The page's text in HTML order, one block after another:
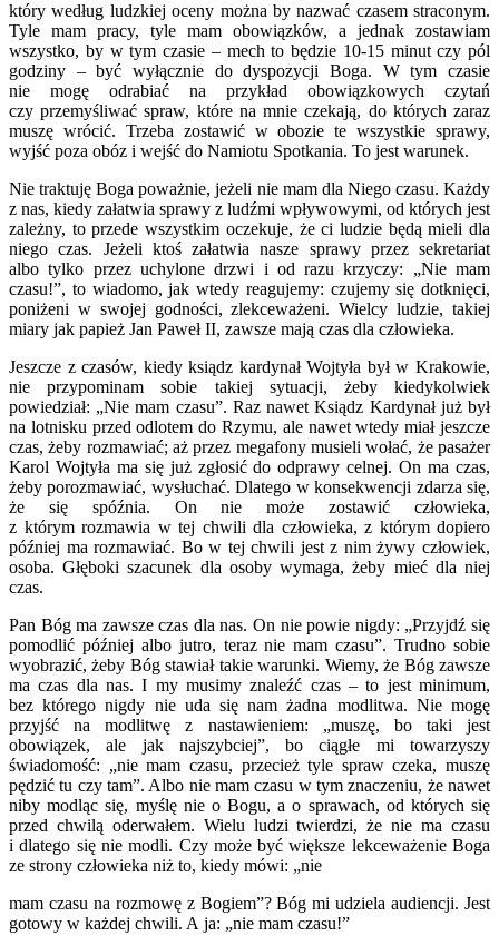
który według ludzkiej oceny można by nazwać czasem straconym.
Tyle mam pracy, tyle mam obowiązków, a jednak zostawiam
wszystko, by w tym czasie – mech to będzie 10-15 mi­nut czy pól
godziny – być wyłącznie do dyspozycji Boga. W tym czasie
nie mogę odrabiać na przykład obowiązkowych czytań
czy przemyśliwać spraw, które na mnie czekają, do których zaraz
muszę wrócić. Trzeba zo­stawić w obozie te wszystkie sprawy,
wyjść poza obóz i wejść do Namiotu Spotkania. To jest warunek.
Nie traktuję Boga poważnie, jeżeli nie mam dla Niego czasu. Każdy
z nas, kiedy załatwia sprawy z ludźmi wpływowymi, od których jest
zależny, to przede wszystkim oczekuje, że ci ludzie będą mieli dla
niego czas. Jeżeli ktoś załatwia nasze sprawy przez sekretariat
albo tylko przez uchylone drzwi i od razu krzyczy: „Nie mam
czasu!”, to wiadomo, jak wtedy reagujemy: czujemy się dotknięci,
poniżeni w swojej godności, zlekceważeni. Wielcy ludzie, takiej
miary jak papież Jan Paweł II, zawsze mają czas dla człowieka.
Jeszcze z czasów, kiedy ksiądz kardynał Wojtyła był w Krakowie,
nie przypominam sobie takiej sytuacji, żeby kiedykolwiek
powiedział: „Nie mam czasu”. Raz nawet Ksiądz Kardynał już był
na lotnisku przed odlotem do Rzymu, ale nawet wtedy miał jeszcze
czas, żeby rozmawiać; aż przez me­gafony musieli wołać, że pasażer
Karol Wojtyła ma się już zgłosić do odpra­wy celnej. On ma czas,
żeby porozmawiać, wysłuchać. Dlatego w konsek­wencji zdarza się,
że się spóźnia. On nie może zostawić człowieka,
z którym rozmawia w tej chwili dla człowieka, z którym dopiero
później ma rozma­wiać. Bo w tej chwili jest z nim żywy człowiek,
osoba. Głęboki szacunek dla osoby wymaga, żeby mieć dla niej
czas.
Pan Bóg ma zawsze czas dla nas. On nie powie nigdy: „Przyjdź się
pomodlić później albo jutro, teraz nie mam czasu”. Trudno sobie
wyobra­zić, żeby Bóg stawiał takie warunki. Wiemy, że Bóg zawsze
ma czas dla nas. I my musimy znaleźć czas – to jest minimum,
bez którego nigdy nie uda się nam żadna modlitwa. Nie mogę
przyjść na modlitwę z nastawieniem: „mu­szę, bo taki jest
obowiązek, ale jak najszybciej”, bo ciągłe mi towarzyszy
świadomość: „nie mam czasu, przecież tyle spraw czeka, muszę
pędzić tu czy tam”. Albo nie mam czasu w tym znaczeniu, że nawet
niby modląc się, myślę nie o Bogu, a o sprawach, od których się
przed chwilą oderwałem. Wielu ludzi twierdzi, że nie ma czasu
i dlatego się nie modli. Czy może być większe lekceważenie Boga
ze strony człowieka niż to, kiedy mówi: „nie
mam czasu na rozmowę z Bogiem”? Bóg mi udziela audiencji. Jest
gotowy w każdej chwili. A ja: „nie mam czasu!”